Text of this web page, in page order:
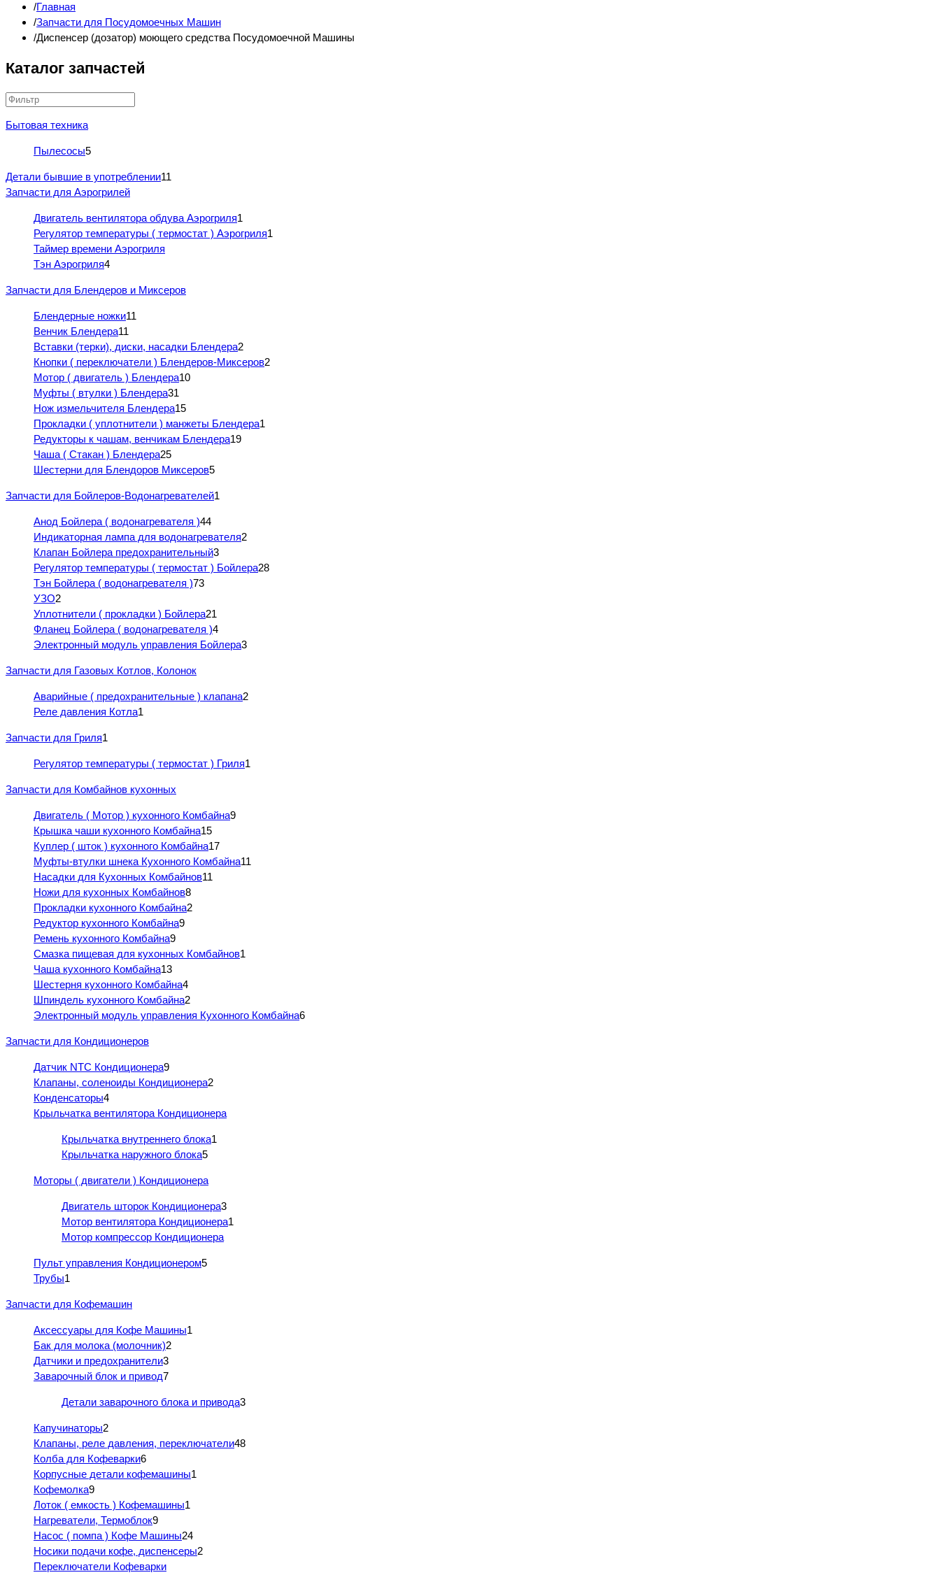
Главная
Запчасти для Посудомоечных Машин
Диспенсер (дозатор) моющего средства Посудомоечной Машины
Каталог запчастей
Бытовая техника
Пылесосы5
Детали бывшие в употреблении11
Запчасти для Аэрогрилей
Двигатель вентилятора обдува Аэрогриля1
Регулятор температуры ( термостат ) Аэрогриля1
Таймер времени Аэрогриля
Тэн Аэрогриля4
Запчасти для Блендеров и Миксеров
Блендерные ножки11
Венчик Блендера11
Вставки (терки), диски, насадки Блендера2
Кнопки ( переключатели ) Блендеров-Миксеров2
Мотор ( двигатель ) Блендера10
Муфты ( втулки ) Блендера31
Нож измельчителя Блендера15
Прокладки ( уплотнители ) манжеты Блендера1
Редукторы к чашам, венчикам Блендера19
Чаша ( Стакан ) Блендера25
Шестерни для Блендоров Миксеров5
Запчасти для Бойлеров-Водонагревателей1
Анод Бойлера ( водонагревателя )44
Индикаторная лампа для водонагревателя2
Клапан Бойлера предохранительный3
Регулятор температуры ( термостат ) Бойлера28
Тэн Бойлера ( водонагревателя )73
УЗО2
Уплотнители ( прокладки ) Бойлера21
Фланец Бойлера ( водонагревателя )4
Электронный модуль управления Бойлера3
Запчасти для Газовых Котлов, Колонок
Аварийные ( предохранительные ) клапана2
Реле давления Котла1
Запчасти для Гриля1
Регулятор температуры ( термостат ) Гриля1
Запчасти для Комбайнов кухонных
Двигатель ( Мотор ) кухонного Комбайна9
Крышка чаши кухонного Комбайна15
Куплер ( шток ) кухонного Комбайна17
Муфты-втулки шнека Кухонного Комбайна11
Насадки для Кухонных Комбайнов11
Ножи для кухонных Комбайнов8
Прокладки кухонного Комбайна2
Редуктор кухонного Комбайна9
Ремень кухонного Комбайна9
Смазка пищевая для кухонных Комбайнов1
Чаша кухонного Комбайна13
Шестерня кухонного Комбайна4
Шпиндель кухонного Комбайна2
Электронный модуль управления Кухонного Комбайна6
Запчасти для Кондиционеров
Датчик NTC Кондиционера9
Клапаны, соленоиды Кондиционера2
Конденсаторы4
Крыльчатка вентилятора Кондиционера
Крыльчатка внутреннего блока1
Крыльчатка наружного блока5
Моторы ( двигатели ) Кондиционера
Двигатель шторок Кондиционера3
Мотор вентилятора Кондиционера1
Мотор компрессор Кондиционера
Пульт управления Кондиционером5
Трубы1
Запчасти для Кофемашин
Аксессуары для Кофе Машины1
Бак для молока (молочник)2
Датчики и предохранители3
Заварочный блок и привод7
Детали заварочного блока и привода3
Капучинаторы2
Клапаны, реле давления, переключатели48
Колба для Кофеварки6
Корпусные детали кофемашины1
Кофемолка9
Лоток ( емкость ) Кофемашины1
Нагреватели, Термоблок9
Насос ( помпа ) Кофе Машины24
Носики подачи кофе, диспенсеры2
Переключатели Кофеварки